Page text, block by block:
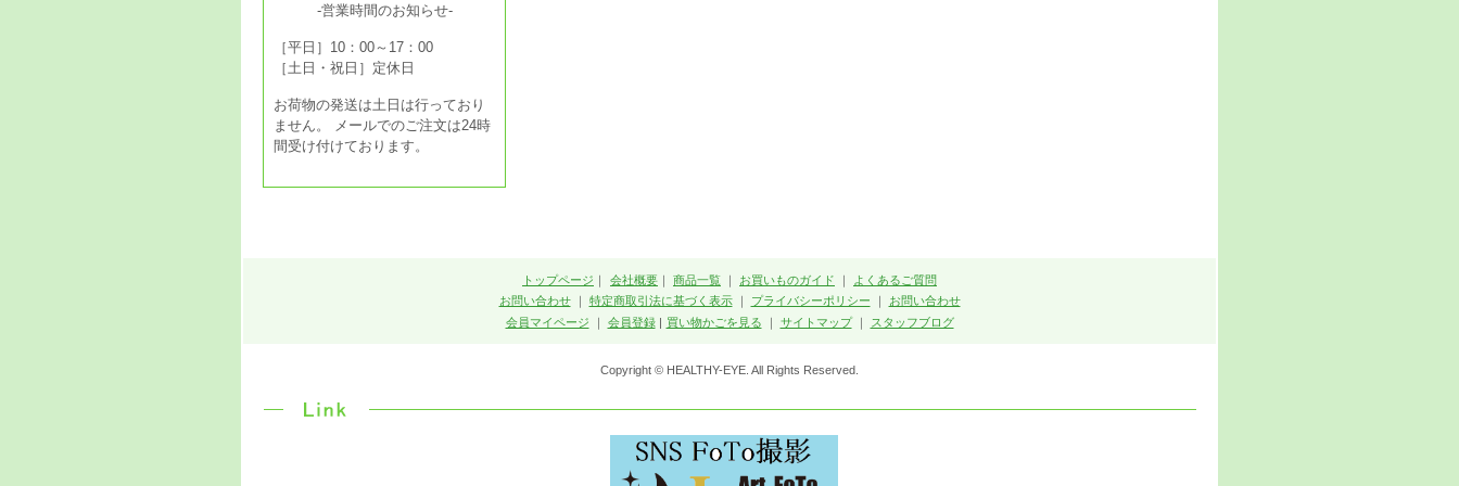
-営業時間のお知らせ-
［平日］10：00～17：00
［土日・祝日］定休日
お荷物の発送は土日は行っており
ません。 メールでのご注文は24時
間受け付けております。
トップページ ｜ 会社概要 ｜ 商品一覧 ｜ お買いものガイド ｜
よくあるご質問
お問い合わせ｜ 特定商取引法に基づく表示｜ プライバシーポリシー ｜
お問い合わせ
会員マイページ ｜ 会員登録| 買い物かごを見る ｜ サイトマップ｜ スタッフブログ
Copyright © HEALTHY-EYE. All Rights Reserved.